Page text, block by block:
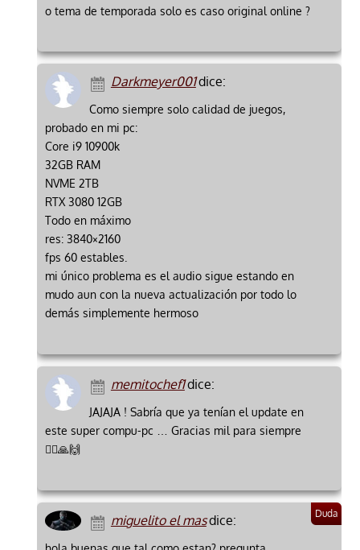
o tema de temporada solo es caso original online ?
Darkmeyer001dice:
Como siempre solo calidad de juegos,
probado en mi pc:
Core i9 10900k
32GB RAM
NVME 2TB
RTX 3080 12GB
Todo en máximo
res: 3840×2160
fps 60 estables.
mi único problema es el audio sigue estando en
mudo aun con la nueva actualización por todo lo
demás simplemente hermoso
memitochef1dice:
JAJAJA ! Sabría que ya tenían el update en
este super compu-pc … Gracias mil para siempre
🙇‍♂️🙏🙌
miguelito el masdice: